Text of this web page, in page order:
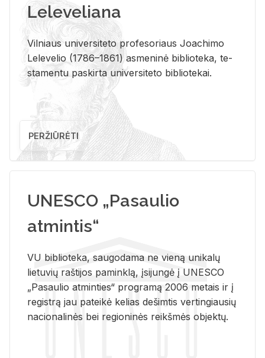
Leleveliana
Vil­niaus uni­ver­si­te­to pro­fe­so­riaus Jo­a­chi­mo
Le­le­ve­lio (1786–1861) as­me­ni­nė bi­b­lio­te­ka, te­
sta­men­tu pa­skir­ta uni­ver­si­te­to bi­b­lio­te­kai.
PERŽIŪRĖTI
UNESCO „Pasaulio
atmintis“
VU biblioteka, saugodama ne vieną unikalų
lietuvių raštijos paminklą, įsijungė į UNESCO
„Pasaulio atminties“ programą 2006 metais ir į
registrą jau pateikė kelias dešimtis vertingiausių
nacionalinės bei regioninės reikšmės objektų.